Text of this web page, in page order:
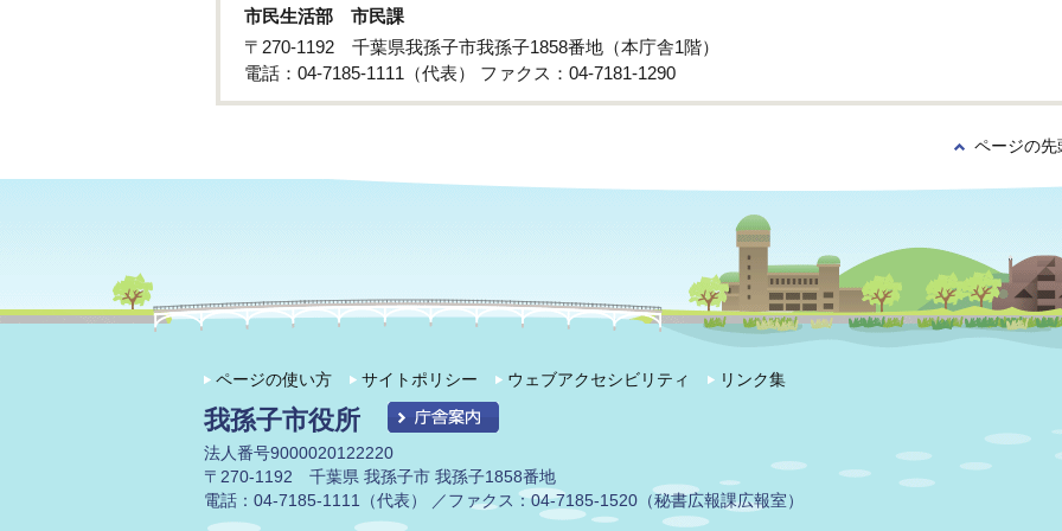
市民生活部 市民課
〒270-1192 千葉県我孫子市我孫子1858番地（本庁舎1階）
電話：04-7185-1111（代表） ファクス：04-7181-1290
ページの先
ページの使い方 サイトポリシー ウェブアクセシビリティ リンク集
我孫子市役所
法人番号9000020122220
〒270-1192 千葉県 我孫子市 我孫子1858番地
電話：04-7185-1111（代表） ／ファクス：04-7185-1520（秘書広報課広報室）